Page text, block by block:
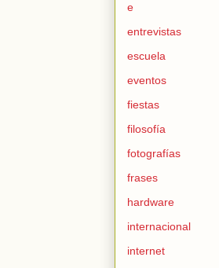
e
entrevistas
escuela
eventos
fiestas
filosofía
fotografías
frases
hardware
internacional
internet